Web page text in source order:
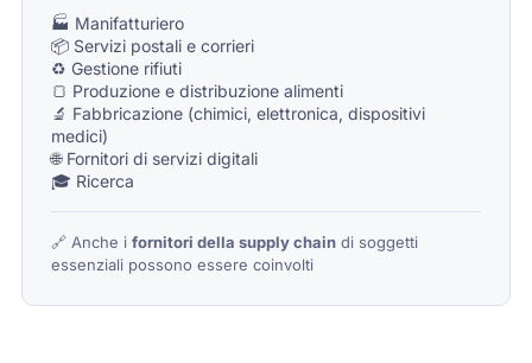
🏭 Manifatturiero
📦 Servizi postali e corrieri
♻️ Gestione rifiuti
🍞 Produzione e distribuzione alimenti
🔬 Fabbricazione (chimici, elettronica, dispositivi
medici)
🌐 Fornitori di servizi digitali
🎓 Ricerca
🔗 Anche i fornitori della supply chaindi soggetti
essenziali possono essere coinvolti